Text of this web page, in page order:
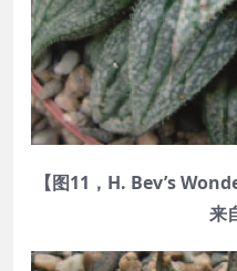
【图11，H. Bev’s
来